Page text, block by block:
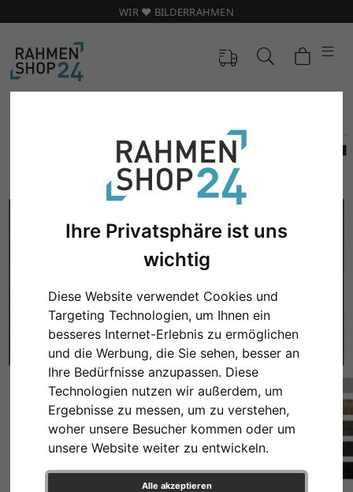
Ihre Privatsphäre ist uns
wichtig
Diese Website verwendet Cookies und
Targeting Technologien, um Ihnen ein
besseres Internet-Erlebnis zu ermöglichen
und die Werbung, die Sie sehen, besser an
Ihre Bedürfnisse anzupassen. Diese
Technologien nutzen wir außerdem, um
Ergebnisse zu messen, um zu verstehen,
woher unsere Besucher kommen oder um
unsere Website weiter zu entwickeln.
Alle akzeptieren
WIR ❤️ BILDERRAHMEN
Zurück